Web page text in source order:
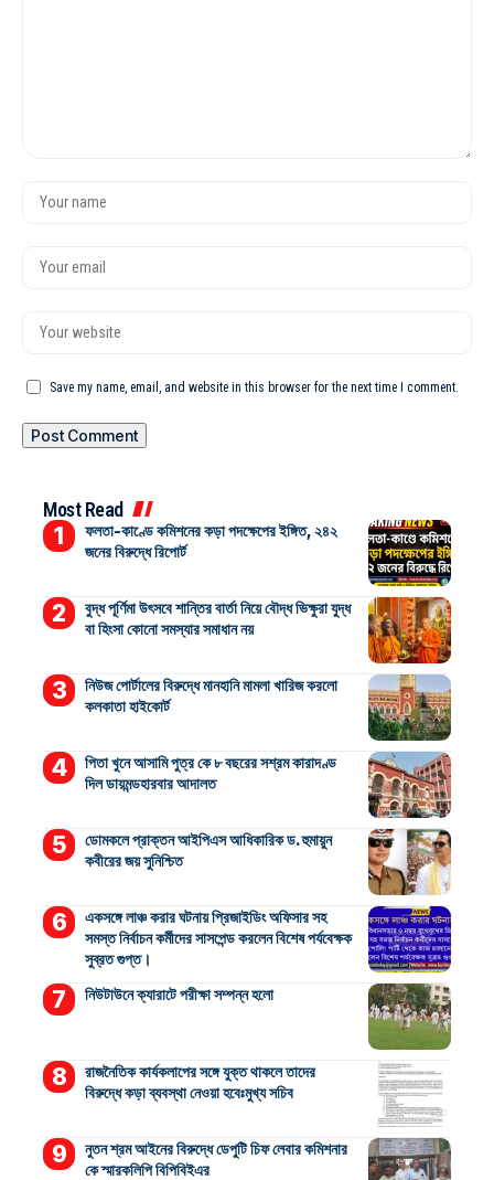
Save my name, email, and website in this browser for the next time I comment.
Most Read
ফলতা-কাণ্ডে কমিশনের কড়া পদক্ষেপের ইঙ্গিত, ২৪২
জনের বিরুদ্ধে রিপোর্ট
বুদ্ধ পূর্ণিমা উৎসবে শান্তির বার্তা নিয়ে বৌদ্ধ ভিক্ষুরা যুদ্ধ
বা হিংসা কোনো সমস্যার সমাধান নয়
নিউজ পোর্টালের বিরুদ্ধে মানহানি মামলা খারিজ করলো
কলকাতা হাইকোর্ট
পিতা খুনে আসামি পুত্র কে ৮ বছরের সশ্রম কারাদণ্ড
দিল ডায়মন্ডহারবার আদালত
ডোমকলে প্রাক্তন আইপিএস আধিকারিক ড. হুমায়ুন
কবীরের জয় সুনিশ্চিত
একসঙ্গে লাঞ্চ করার ঘটনায় প্রিজাইডিং অফিসার সহ
সমস্ত নির্বাচন কর্মীদের সাসপেন্ড করলেন বিশেষ পর্যবেক্ষক
সুব্রত গুপ্ত।
নিউটাউনে ক্যারাটে পরীক্ষা সম্পন্ন হলো
রাজনৈতিক কার্যকলাপের সঙ্গে যুক্ত থাকলে তাদের
বিরুদ্ধে কড়া ব্যবস্থা নেওয়া হবেঃমুখ্য সচিব
নুতন শ্রম আইনের বিরুদ্ধে ডেপুটি চিফ লেবার কমিশনার
কে স্মারকলিপি বিপিবিইএর